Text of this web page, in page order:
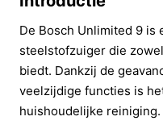
De Bosch Unlimited 9 is
steelstofzuiger die
biedt. Dankzij de
veelzijdige functies is
huishoudelijke reiniging.